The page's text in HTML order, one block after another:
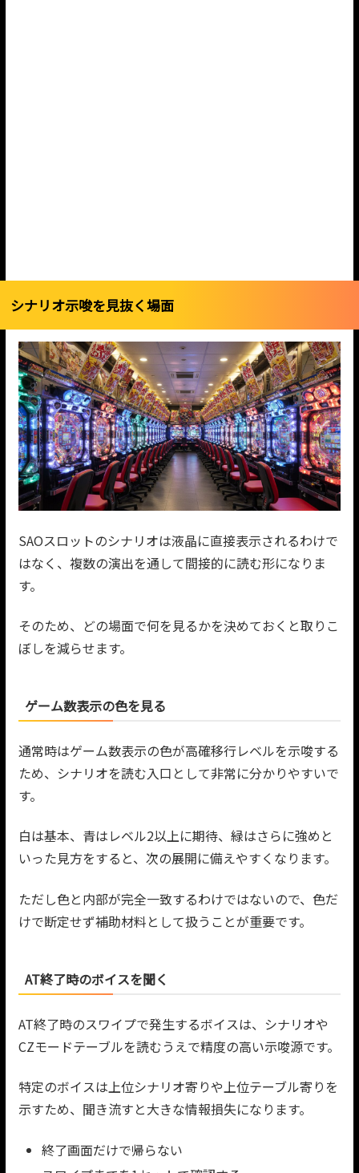
シナリオ示唆を見抜く場面
SAOスロットのシナリオは液晶に直接表示されるわけで
はなく、複数の演出を通して間接的に読む形になりま
す。
そのため、どの場面で何を見るかを決めておくと取りこ
ぼしを減らせます。
ゲーム数表示の色を見る
通常時はゲーム数表示の色が高確移行レベルを示唆する
ため、シナリオを読む入口として非常に分かりやすいで
す。
白は基本、青はレベル2以上に期待、緑はさらに強めと
いった見方をすると、次の展開に備えやすくなります。
ただし色と内部が完全一致するわけではないので、色だ
けで断定せず補助材料として扱うことが重要です。
AT終了時のボイスを聞く
AT終了時のスワイプで発生するボイスは、シナリオや
CZモードテーブルを読むうえで精度の高い示唆源です。
特定のボイスは上位シナリオ寄りや上位テーブル寄りを
示すため、聞き流すと大きな情報損失になります。
終了画面だけで帰らない